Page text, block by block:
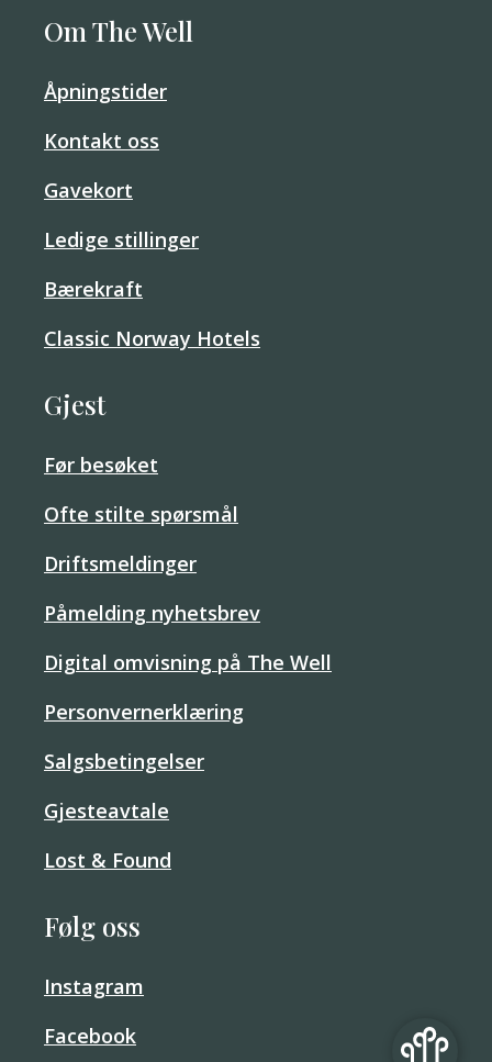
Om The Well
Åpningstider
Kontakt oss
Gavekort
Ledige stillinger
Bærekraft
Classic Norway Hotels
Gjest
Før besøket
Ofte stilte spørsmål
Driftsmeldinger
Påmelding nyhetsbrev
Digital omvisning på The Well
Personvernerklæring
Salgsbetingelser
Gjesteavtale
Lost & Found
Følg oss
Instagram
Facebook